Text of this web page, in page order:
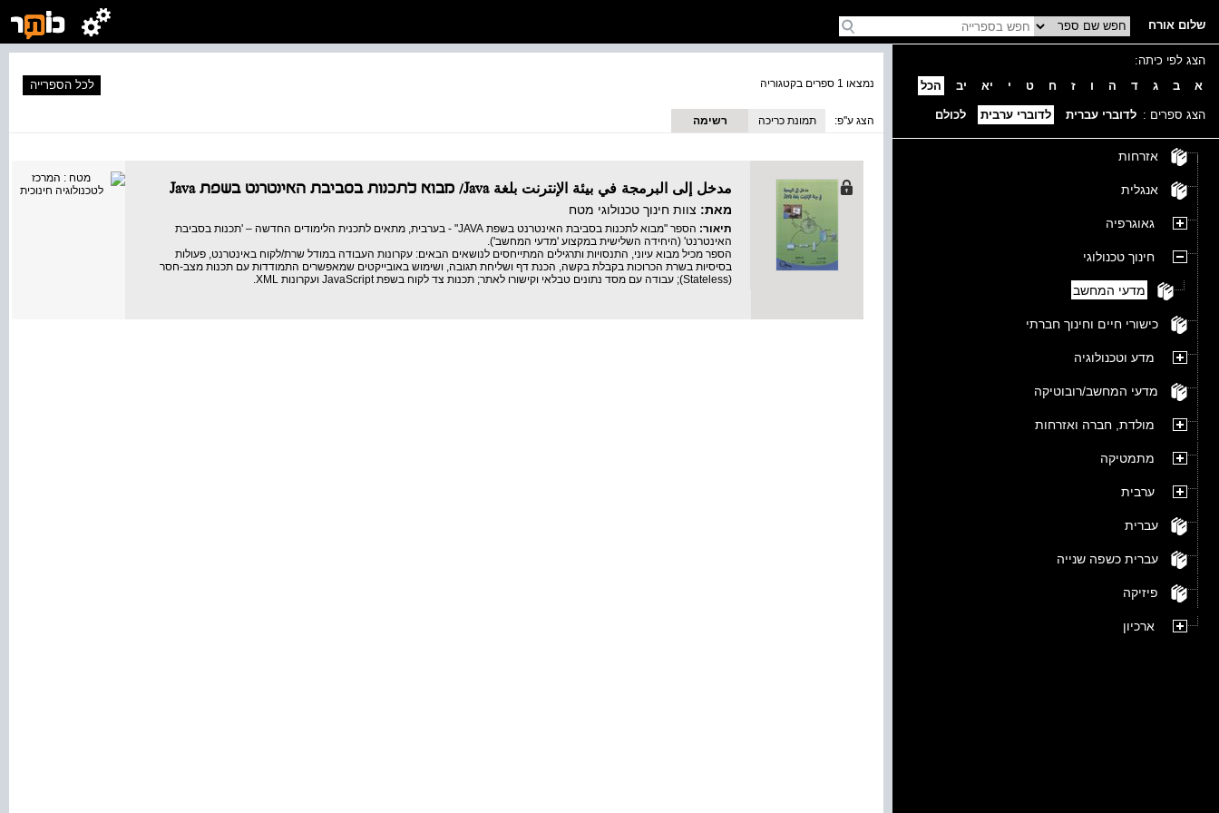
שלום אורח
הצג לפי כיתה:
א
ב ג ד ה ו ז ח ט י יא יב הכל
הצג ספרים : לדוברי עברית לדוברי ערבית לכולם
אזרחות
אנגלית
גאוגרפיה
חינוך טכנולוגי
מדעי המחשב
כישורי חיים וחינוך חברתי
מדע וטכנולוגיה
מדעי המחשב/רובוטיקה
מולדת, חברה ואזרחות
מתמטיקה
ערבית
עברית
עברית כשפה שנייה
פיזיקה
ארכיון
נמצאו 1 ספרים בקטגוריה לכל הספרייה
הצג ע''פ: תמונת כריכה רשימה
مدخل إلى البرمجة في بيئة الإنترنت بلغة Java/ מבוא לתכנות בסביבת האינטרנט בשפת Java
מאת: צוות חינוך טכנולוגי מטח
תיאור:
הספר "מבוא לתכנות בסביבת האינטרנט בשפת JAVA" - בערבית, מתאים לתכנית הלימודים החדשה – 'תכנות בסביבת
האינטרנט' (היחידה השלישית במקצוע 'מדעי המחשב').
הספר מכיל מבוא עיוני, התנסויות ותרגילים המתייחסים לנושאים הבאים: עקרונות העבודה במודל שרת/לקוח באינטרנט, פעולות
בסיסיות בשרת הכרוכות בקבלת בקשה, הכנת דף ושליחת תגובה, ושימוש באובייקטים שמאפשרים התמודדות עם תכנות מצב-חסר
(Stateless); עבודה עם מסד נתונים טבלאי וקישורו לאתר; תכנות צד לקוח בשפת JavaScript ועקרונות XML.